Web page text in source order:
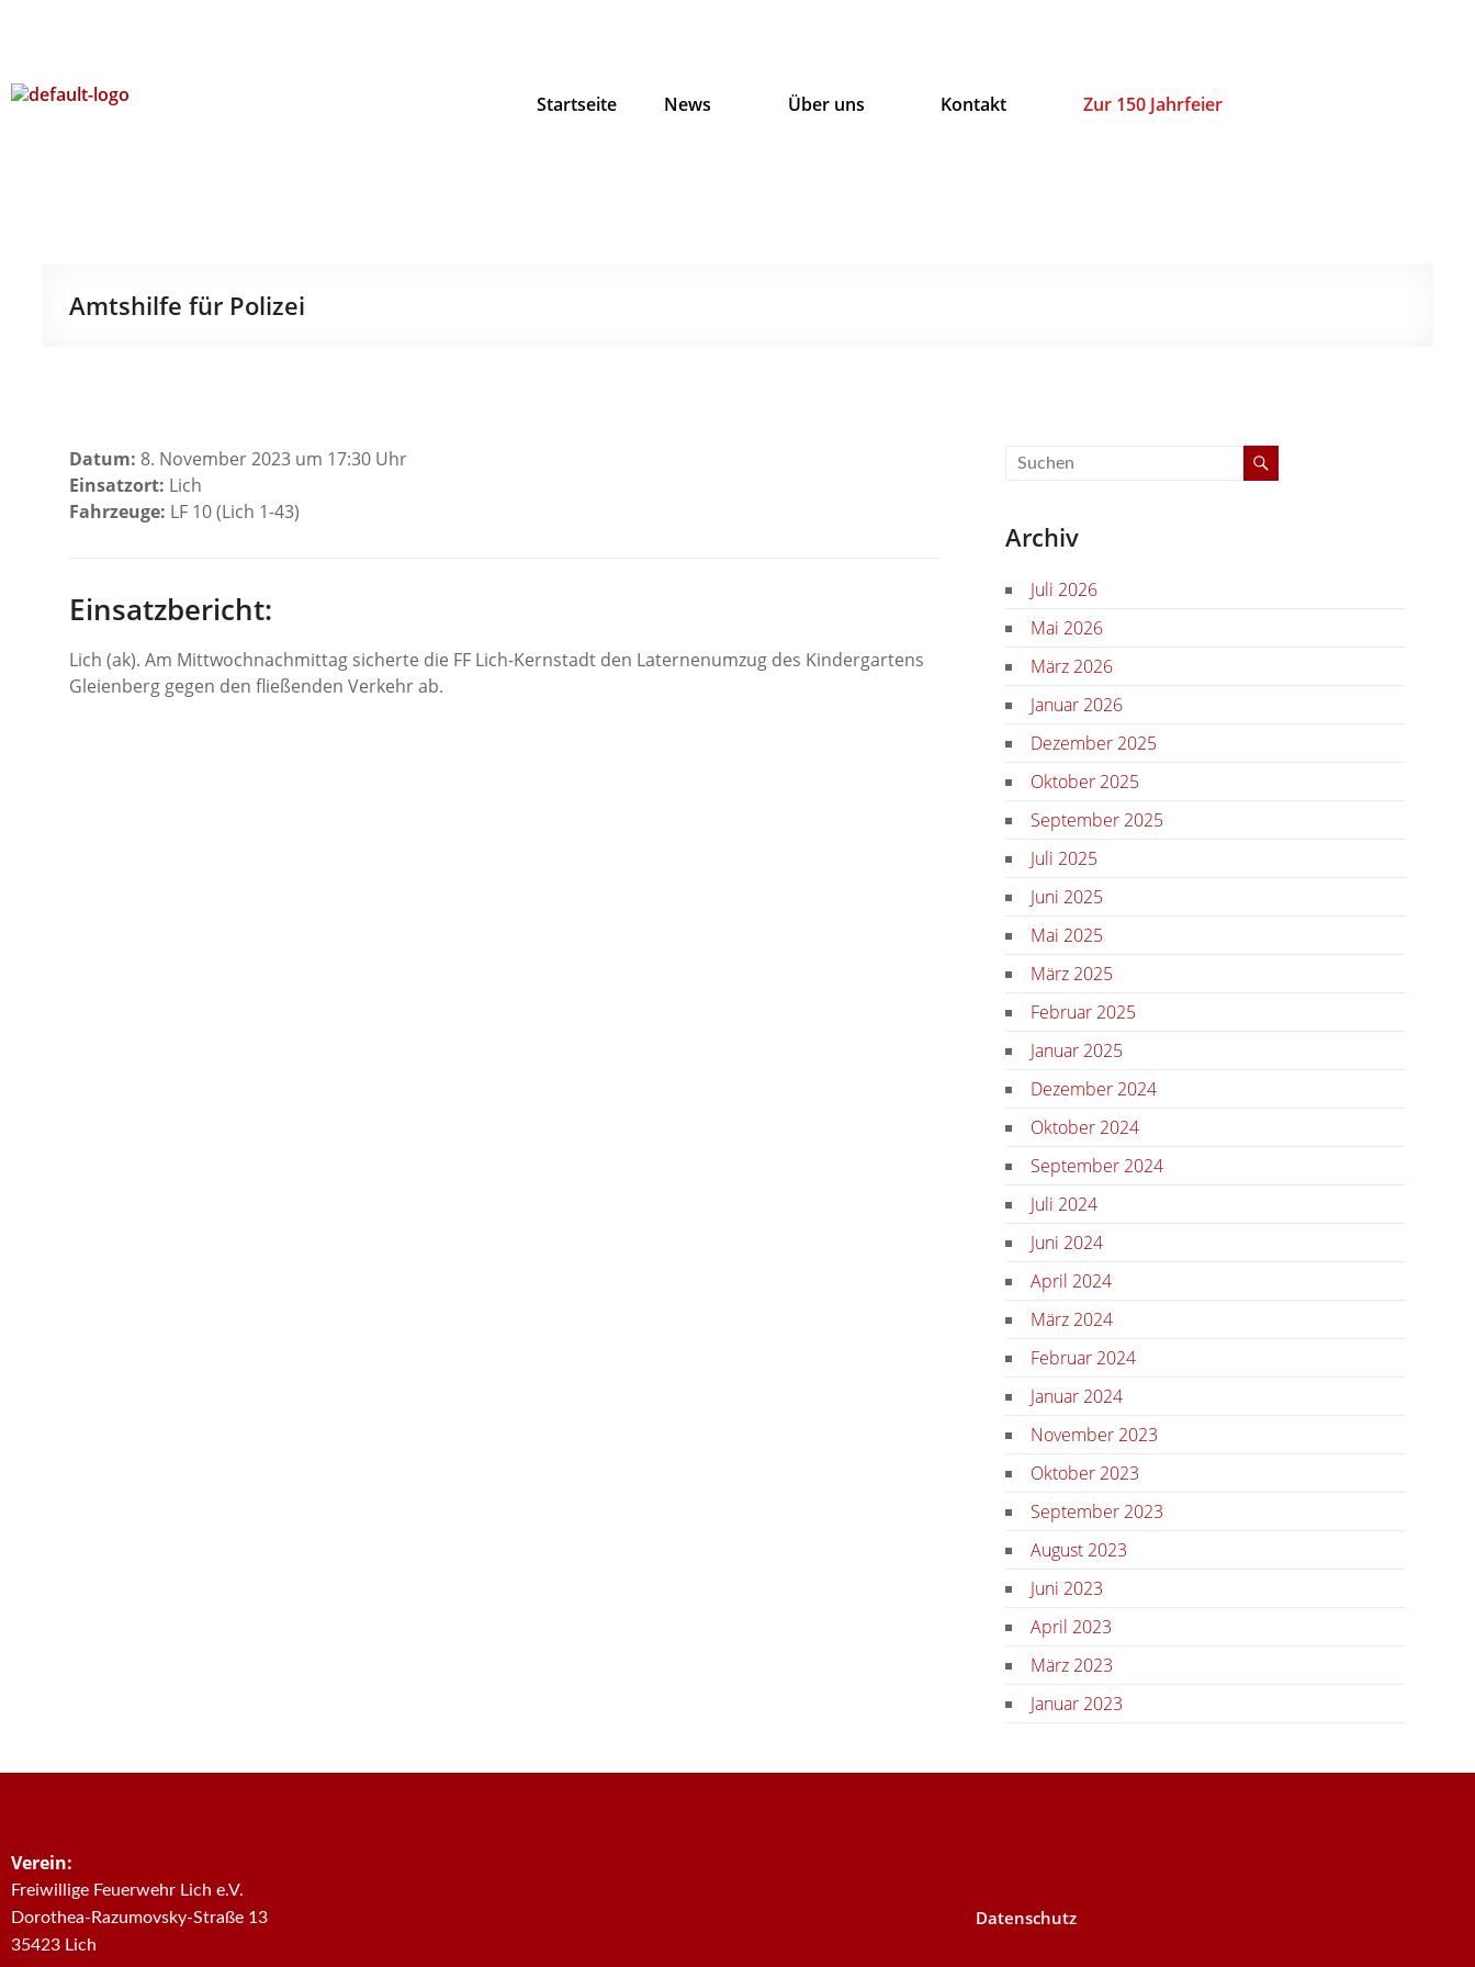
Startseite News Über uns Kontakt Zur 150 Jahrfeier
Amtshilfe für Polizei
Datum: 8. November 2023 um 17:30 Uhr
Einsatzort: Lich
Fahrzeuge: LF 10 (Lich 1-43)
Einsatzbericht:
Lich (ak). Am Mittwochnachmittag sicherte die FF Lich-Kernstadt den Laternenumzug des Kindergartens
Gleienberg gegen den fließenden Verkehr ab.
Archiv
Juli 2026
Mai 2026
März 2026
Januar 2026
Dezember 2025
Oktober 2025
September 2025
Juli 2025
Juni 2025
Mai 2025
März 2025
Februar 2025
Januar 2025
Dezember 2024
Oktober 2024
September 2024
Juli 2024
Juni 2024
April 2024
März 2024
Februar 2024
Januar 2024
November 2023
Oktober 2023
September 2023
August 2023
Juni 2023
April 2023
März 2023
Januar 2023
Verein:
Freiwillige Feuerwehr Lich e.V.
Dorothea-Razumovsky-Straße 13
35423 Lich
Datenschutz